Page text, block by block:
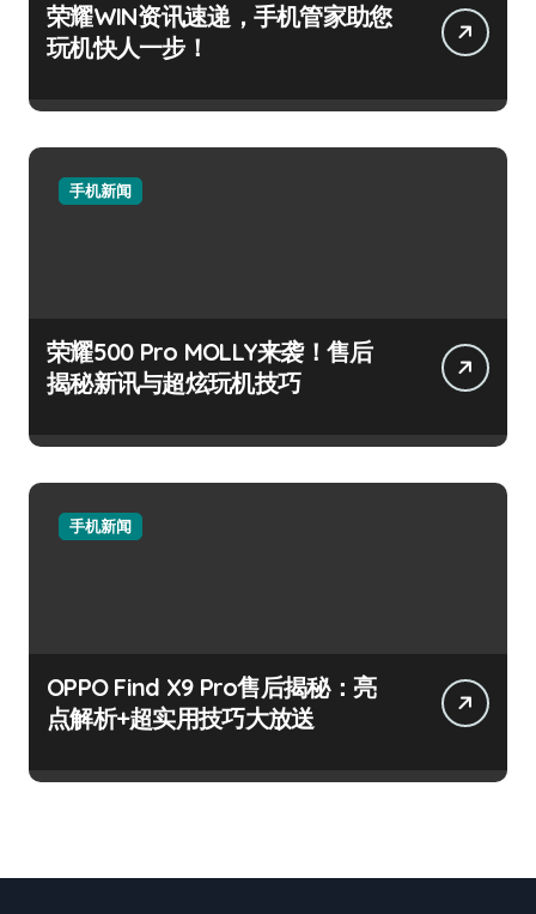
荣耀WIN资讯速递，手机管家助您
玩机快人一步！
手机新闻
荣耀500 Pro MOLLY来袭！售后
揭秘新讯与超炫玩机技巧
手机新闻
OPPO Find X9 Pro售后揭秘：亮
点解析+超实用技巧大放送